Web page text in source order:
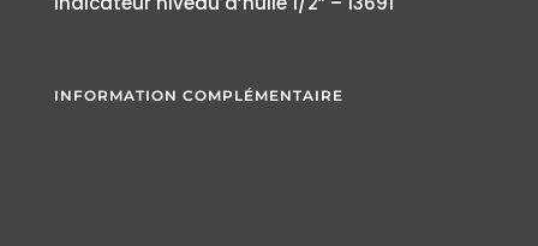
INFORMATION COMPLÉMENTAIRE